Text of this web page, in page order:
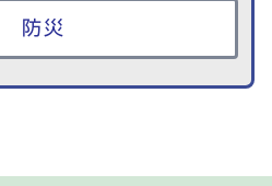
防災